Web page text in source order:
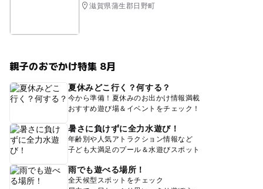
滋賀県蒲生郡日野町
親子のおでかけ特集 8月
夏休みどこ行く？何する？
今から準備！夏休みのお出かけ情報満載
おすすめ遊び場＆イベントをチェック！
暑さに負けずに全力水遊び！
年齢別や人気アトラクション情報など
子ども大満足のプール＆水遊びスポット
雨でも遊べる場所！
全天候型スポットをチェック